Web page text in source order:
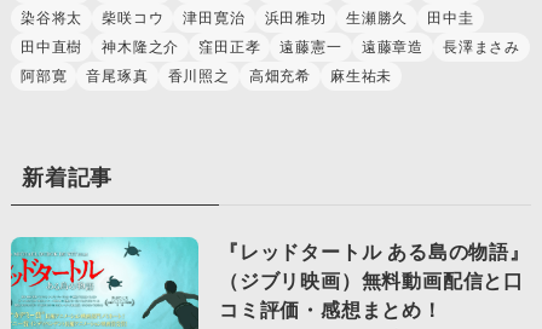
染谷将太
柴咲コウ 津田寛治 浜田雅功 生瀬勝久
田中圭
田中直樹
神木隆之介 窪田正孝 遠藤憲一 遠藤章造
長澤まさみ
阿部寛
音尾琢真 香川照之 高畑充希 麻生祐未
新着記事
『レッドタートル ある島の物語』
（ジブリ映画）無料動画配信と口
コミ評価・感想まとめ！